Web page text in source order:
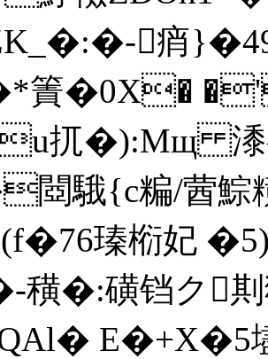
痟}�4
�0X� �'
扤�):Mщ 潻初
閸騀{c糄/蒏鯮
瑧椼妃
穔�:磺铛ク
QAl� E�+X�5